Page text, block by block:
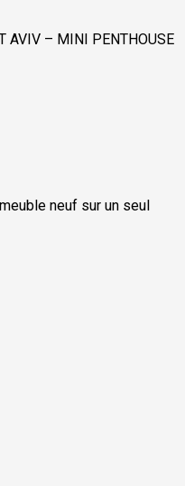
AVIV – MINI PENTHOUSE
neuf sur un seul